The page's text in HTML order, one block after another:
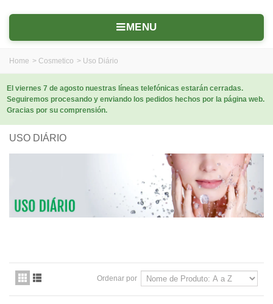
MENU
Home > Cosmetico > Uso Diário
El viernes 7 de agosto nuestras líneas telefónicas estarán cerradas.
Seguiremos procesando y enviando los pedidos hechos por la página web.
Gracias por su comprensión.
USO DIÁRIO
Ordenar por